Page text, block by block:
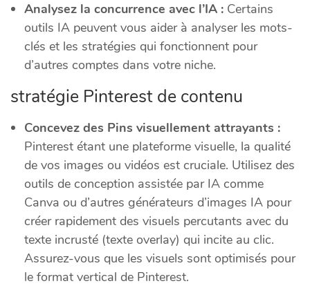
Analysez la concurrence avec l’IA : Certains
outils IA peuvent vous aider à analyser les mots-
clés et les stratégies qui fonctionnent pour
d’autres comptes dans votre niche.
stratégie Pinterest de contenu
Concevez des Pins visuellement attrayants :
Pinterest étant une plateforme visuelle, la qualité
de vos images ou vidéos est cruciale. Utilisez des
outils de conception assistée par IA comme
Canva ou d’autres générateurs d’images IA pour
créer rapidement des visuels percutants avec du
texte incrusté (texte overlay) qui incite au clic.
Assurez-vous que les visuels sont optimisés pour
le format vertical de Pinterest.